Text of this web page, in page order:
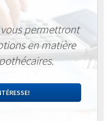
permettront
en matière